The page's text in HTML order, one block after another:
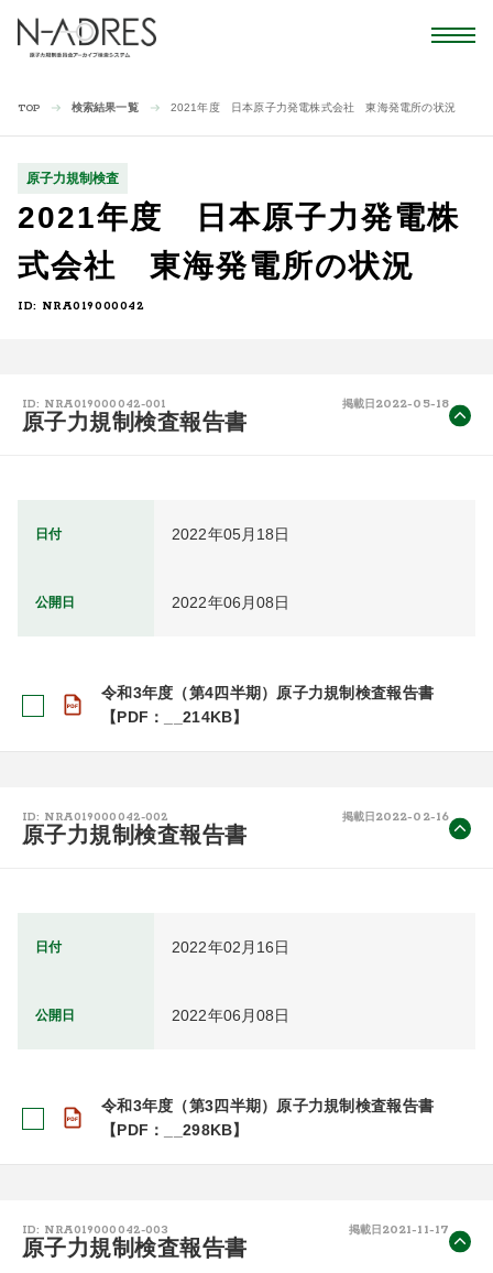
TOP 検索結果一覧 2021年度 日本原子力発電株式会社 東海発電所の状況
原子力規制検査
2021年度 日本原子力発電株
式会社 東海発電所の状況
ID: NRA019000042
ID: NRA019000042-001 掲載日 2022-05-18
原子力規制検査報告書
日付 2022年05月18日
公開日 2022年06月08日
令和3年度（第4四半期）原子力規制検査報告書
【PDF：__214KB】
ID: NRA019000042-002 掲載日 2022-02-16
原子力規制検査報告書
日付 2022年02月16日
公開日 2022年06月08日
令和3年度（第3四半期）原子力規制検査報告書
【PDF：__298KB】
ID: NRA019000042-003 掲載日 2021-11-17
原子力規制検査報告書